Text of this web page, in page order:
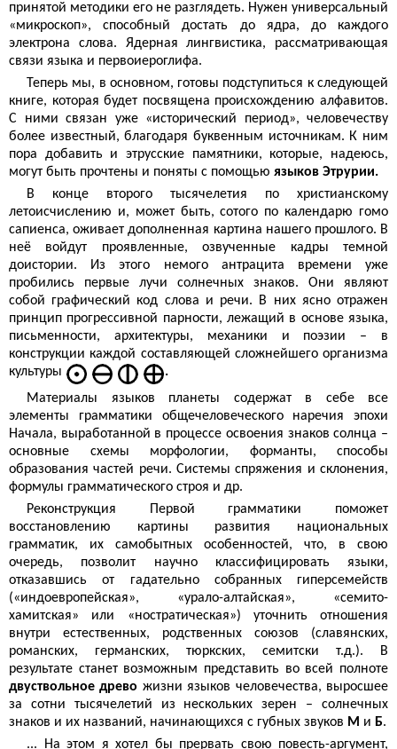
принятой методики его не разглядеть. Нужен универсальный
«микроскоп», способный достать до ядра, до каждого
электрона слова. Ядерная лингвистика, рассматривающая
связи языка и первоиероглифа.
Теперь мы, в основном, готовы подступиться к следующей
книге, которая будет посвящена происхождению алфавитов.
С ними связан уже «исторический период», человечеству
более известный, благодаря буквенным источникам. К ним
пора добавить и этрусские памятники, которые, надеюсь,
могут быть прочтены и поняты с помощью языков Этрурии.
В конце второго тысячелетия по христианскому
летоисчислению и, может быть, сотого по календарю гомо
сапиенса, оживает дополненная картина нашего прошлого. В
неё войдут проявленные, озвученные кадры темной
доистории. Из этого немого антрацита времени уже
пробились первые лучи солнечных знаков. Они являют
собой графический код слова и речи. В них ясно отражен
принцип прогрессивной парности, лежащий в основе языка,
письменности, архитектуры, механики и поэзии – в
конструкции каждой составляющей сложнейшего организма
культуры
.
Материалы языков планеты содержат в себе все
элементы грамматики общечелове­ческого наречия эпохи
Начала, выработанной в процессе освоения знаков солнца –
основные схемы морфологии, форманты, способы
образования частей речи. Системы спряжения и склонения,
формулы граммати­ческого строя и др.
Реконструкция Первой грамматики поможет
восстановлению картины развития национальных
грамматик, их самобытных особенностей, что, в свою
очередь, позволит научно классифицировать языки,
отказавшись от гадательно собранных гиперсемейств
(«индоевропейская», «урало-алтайская», «семито-
хамитская» или «ностратическая») уточнить отношения
внутри естественных, родственных союзов (славянских,
романских, германских, тюркских, семитски т.д.). В
результате станет возможным представить во всей полноте
двуствольное древо жизни языков человечества, выросшее
за сотни тысячелетий из нескольких зерен – солнечных
знаков и их названий, начинающихся с губных звуков М и Б.
... На этом я хотел бы прервать свою повесть-аргумент,